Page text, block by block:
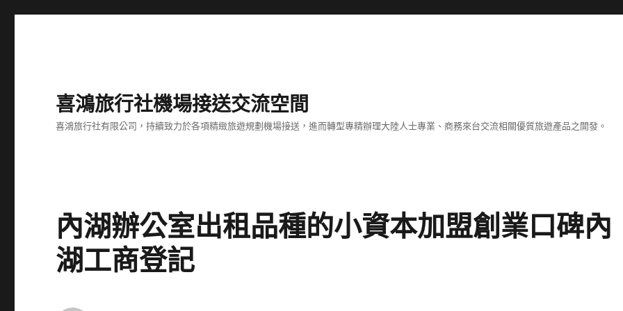
喜鴻旅行社機場接送交流空間
喜鴻旅行社有限公司，持續致力於各項精緻旅遊規劃機場接送，進而轉型專精辦理大陸人士專業、商務來台交流相關優質旅遊產品之開發。
內湖辦公室出租品種的小資本加盟創業口碑內
湖工商登記